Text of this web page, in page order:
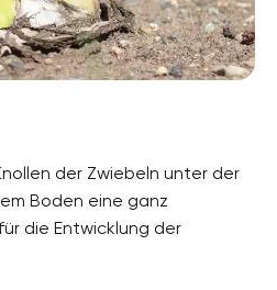
der Zwiebeln unter der
Boden eine ganz
die Entwicklung der